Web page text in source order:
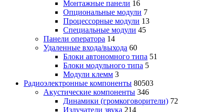
Монтажные панели 16
Опциональные модули 7
Процессорные модули 13
Специальные модули 45
Панели оператора 14
Удаленные входа/выхода 60
Блоки автономного типа 51
Блоки модульного типа 5
Модули клемм 3
Радиоэлектронные компоненты 80503
Акустические компоненты 346
Динамики (громкоговорители) 72
Излучатели звука 214